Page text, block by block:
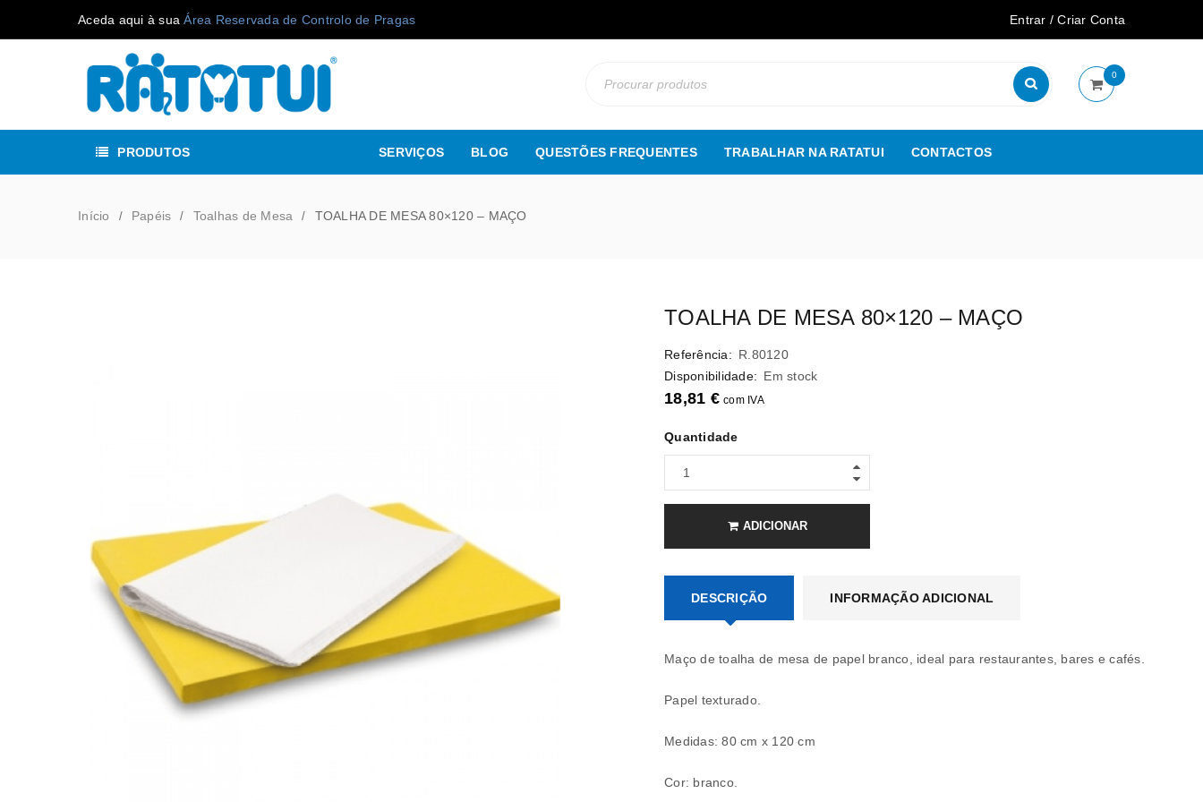
REGISTAR NOVA CONTA
Aceda aqui à suaÁrea Reservada de Controlo de Pragas Entrar /Criar Conta
0
PRODUTOS SERVIÇOS BLOG QUESTÕES FREQUENTES TRABALHAR NA RATATUI CONTACTOS
Início / Papéis / Toalhas de Mesa / TOALHA DE MESA 80×120 – MAÇO
TOALHA DE MESA 80×120 – MAÇO
Referência: R.80120
Disponibilidade: Em stock
18,81 € com IVA
Quantidade
ADICIONAR
DESCRIÇÃO INFORMAÇÃO ADICIONAL
Maço de toalha de mesa de papel branco, ideal para restaurantes, bares e cafés.
Papel texturado.
Medidas: 80 cm x 120 cm
Cor: branco.